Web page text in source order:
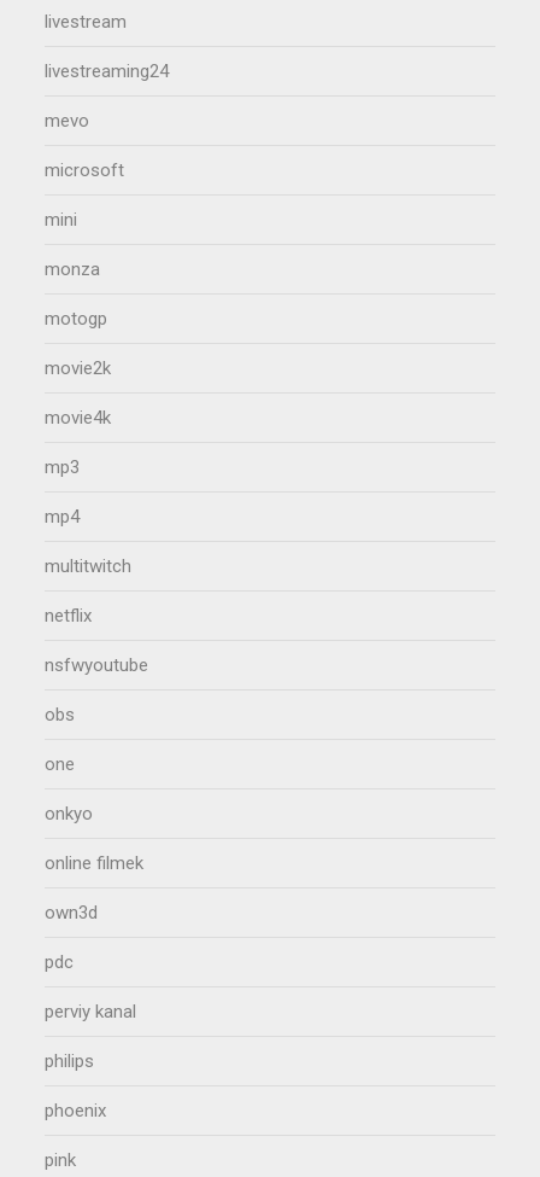
livestream
livestreaming24
mevo
microsoft
mini
monza
motogp
movie2k
movie4k
mp3
mp4
multitwitch
netflix
nsfwyoutube
obs
one
onkyo
online filmek
own3d
pdc
perviy kanal
philips
phoenix
pink